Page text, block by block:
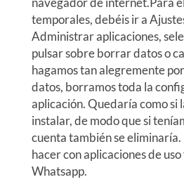
temporales, debéis ir a
Administrar aplicaciones,
pulsar sobre borrar datos o
hagamos tan alegremente
datos, borramos toda la
aplicación. Quedaría como si
instalar, de modo que si
cuenta también se
hacer con aplicaciones de
Whatsapp.